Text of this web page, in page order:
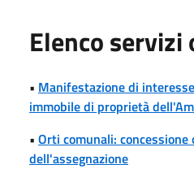
Elenco
• Manifestazione di
immobile di proprietà
• Orti comunali: concessione
dell'assegnazione